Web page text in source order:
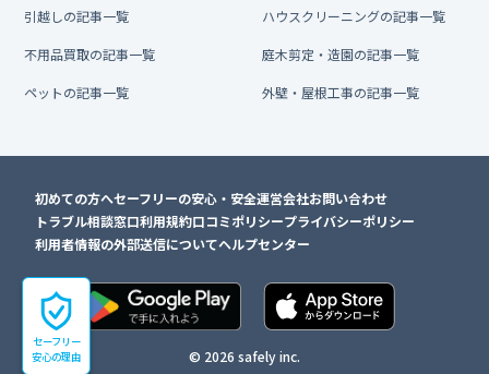
セーフリー
安心の理由
引越しの記事一覧 ハウスクリーニングの記事一覧
不用品買取の記事一覧 庭木剪定・造園の記事一覧
ペットの記事一覧 外壁・屋根工事の記事一覧
初めての方へセーフリーの安心・安全運営会社お問い合わせ
トラブル相談窓口利用規約口コミポリシープライバシーポリシー
利用者情報の外部送信についてヘルプセンター
© 2026 safely inc.